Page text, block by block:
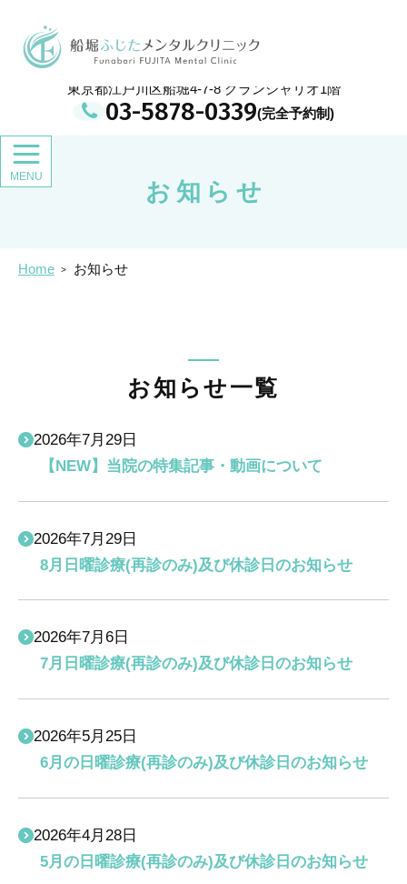
船堀ふじたメンタルクリニック
東京都江戸川区船堀4-7-8 グランシャリオ1階
03-5878-0339
Home お知らせ
お知らせ
お知らせ一覧
2026年7月29日
【NEW】当院の特集記事・動画について
2026年7月29日
8月日曜診療(再診のみ)及び休診日のお知らせ
2026年7月6日
7月日曜診療(再診のみ)及び休診日のお知らせ
2026年5月25日
6月の日曜診療(再診のみ)及び休診日のお知らせ
2026年4月28日
5月の日曜診療(再診のみ)及び休診日のお知らせ